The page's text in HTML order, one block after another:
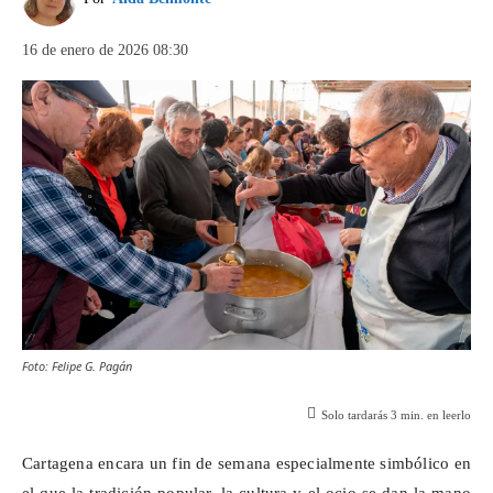
16 de enero de 2026 08:30
Foto: Felipe G. Pagán
Solo tardarás 3 min. en leerlo
Cartagena encara un fin de semana especialmente simbólico en